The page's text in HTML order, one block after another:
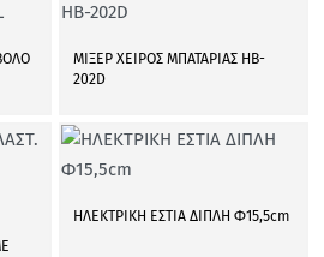
ΜΙΞΕΡ ΧΕΙΡΟΣ ΜΠΑΤΑΡΙΑΣ HB-
202D
ΗΛΕΚΤΡΙΚΗ ΕΣΤΙΑ ΔΙΠΛΗ Φ15,5cm